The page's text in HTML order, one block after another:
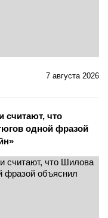
7 августа 2026
считают, что
одной фразой